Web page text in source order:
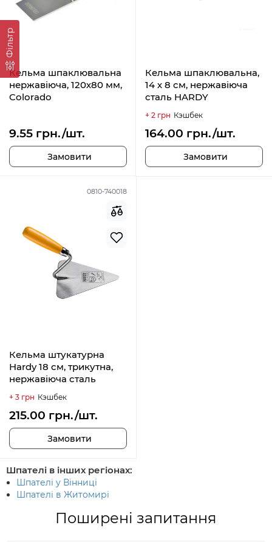
Фільтр
Кельма шпаклювальна
нержавіюча, 120х80 мм,
Colorado
9.55 грн./шт.
Замовити
Кельма шпаклювальна,
14 х 8 см, нержавіюча
сталь HARDY
+ 2 грн Кэшбек
164.00 грн./шт.
Замовити
0810-740018
Кельма штукатурна
Hardy 18 см, трикутна,
нержавіюча сталь
+ 3 грн Кэшбек
215.00 грн./шт.
Замовити
Шпателі в інших регіонах:
Шпателі у Вінниці
Шпателі в Житомирі
Поширені запитання